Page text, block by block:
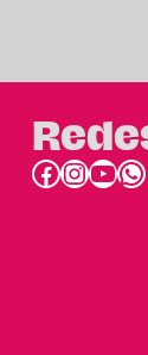
Facebook InstagramYoutube link do whatsapp